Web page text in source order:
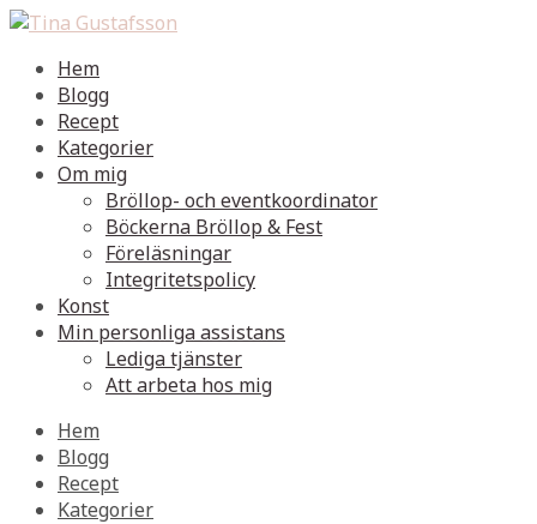
Hem
Blogg
Recept
Kategorier
Om mig
Bröllop- och eventkoordinator
Böckerna Bröllop & Fest
Föreläsningar
Integritetspolicy
Konst
Min personliga assistans
Lediga tjänster
Att arbeta hos mig
Hem
Blogg
Recept
Kategorier